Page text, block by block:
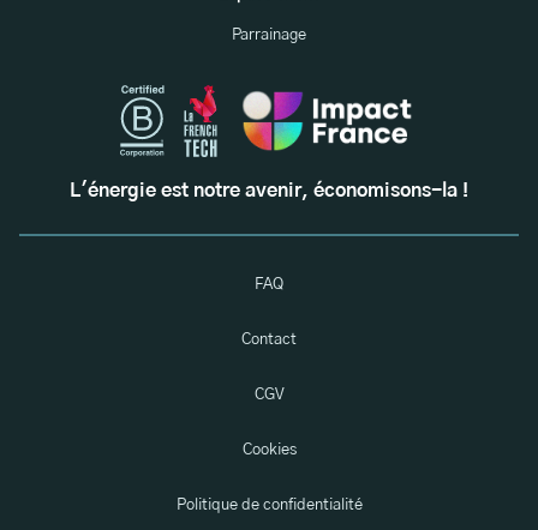
Parrainage
L'énergie est notre avenir, économisons-la !
FAQ
Contact
CGV
Cookies
Politique de confidentialité